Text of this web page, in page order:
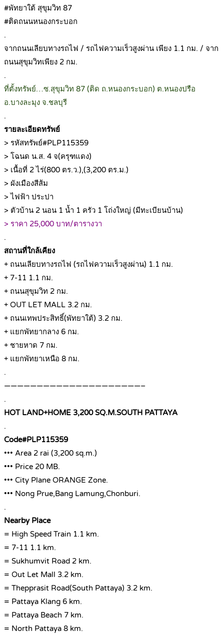
#พัทยาใต้ สุขุมวิท 87
#ติดถนนหนองกระบอก
.
จากถนนเลียบทางรถไฟ / รถไฟความเร็วสูงผ่าน เพียง 1.1 กม. / จาก
ถนนสุขุมวิทเพียง 2 กม.
.
ที่ตั้งทรัพย์…ซ.สุขุมวิท 87 (ติด ถ.หนองกระบอก) ต.หนองปรือ
อ.บางละมุง จ.ชลบุรี
.
รายละเอียดทรัพย์
> รหัสทรัพย์#PLP115359
> โฉนด น.ส. 4 จ(ครุฑแดง)
> เนื้อที่ 2 ไร่(800 ตร.ว.),(3,200 ตร.ม.)
> ผังเมืองสีส้ม
> ไฟฟ้า ประปา
> ตัวบ้าน 2 นอน 1 น้ำ 1 ครัว 1 โถ่งใหญ่ (มีทะเบียนบ้าน)
> ราคา 25,000 บาท/ตารางวา
.
สถานที่ใกล้เคียง
+ ถนนเลียบทางรถไฟ (รถไฟความเร็วสูงผ่าน) 1.1 กม.
+ 7-11 1.1 กม.
+ ถนนสุขุมวิท 2 กม.
+ OUT LET MALL 3.2 กม.
+ ถนนเทพประสิทธิ์(พัทยาใต้) 3.2 กม.
+ แยกพัทยากลาง 6 กม.
+ ชายหาด 7 กม.
+ แยกพัทยาเหนือ 8 กม.
.
—————————————————————–
.
HOT LAND+HOME 3,200 SQ.M.SOUTH PATTAYA
.
Code#PLP115359
••• Area 2 rai (3,200 sq.m.)
••• Price 20 MB.
••• City Plane ORANGE Zone.
••• Nong Prue,Bang Lamung,Chonburi.
.
Nearby Place
= High Speed Train 1.1 km.
= 7-11 1.1 km.
= Sukhumvit Road 2 km.
= Out Let Mall 3.2 km.
= Thepprasit Road(South Pattaya) 3.2 km.
= Pattaya Klang 6 km.
= Pattaya Beach 7 km.
= North Pattaya 8 km.